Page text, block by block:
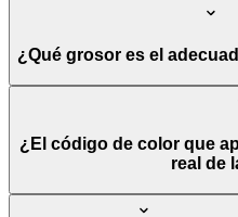
¿Qué grosor es el
¿El código de color que
real de